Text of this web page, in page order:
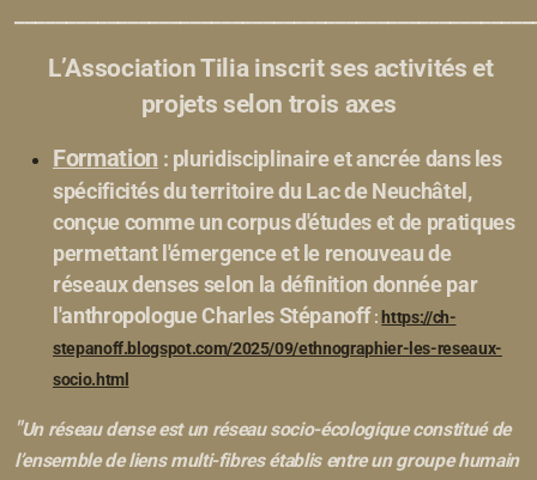
L’Association Tilia inscrit ses activités et
projets selon trois axes
Formation : pluridisciplinaire et ancrée dans les
spécificités du territoire du Lac de Neuchâtel,
conçue comme un corpus d'études et de pratiques
permettant l'émergence et le renouveau de
réseaux denses selon la définition donnée par
l'anthropologue Charles Stépanoff: https://ch-
stepanoff.blogspot.com/2025/09/ethnographier-les-reseaux-
socio.html
"Un réseau dense est un réseau socio-écologique constitué de
l’ensemble de liens multi-fibres établis entre un groupe humain